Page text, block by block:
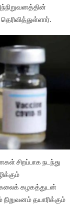
சிறப்பாக நடந்து
கழகத்துடன்
தயாரிக்கும்